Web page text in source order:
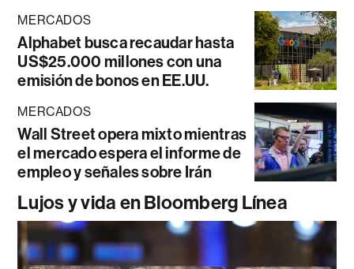
MERCADOS
Alphabet busca recaudar hasta
US$25.000 millones con una
emisión de bonos en EE.UU.
MERCADOS
Wall Street opera mixto mientras
el mercado espera el informe de
empleo y señales sobre Irán
Lujos y vida en Bloomberg Línea